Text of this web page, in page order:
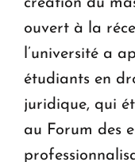
ouvert à la
l’université a
étudiants en
juridique, qui
au Forum des